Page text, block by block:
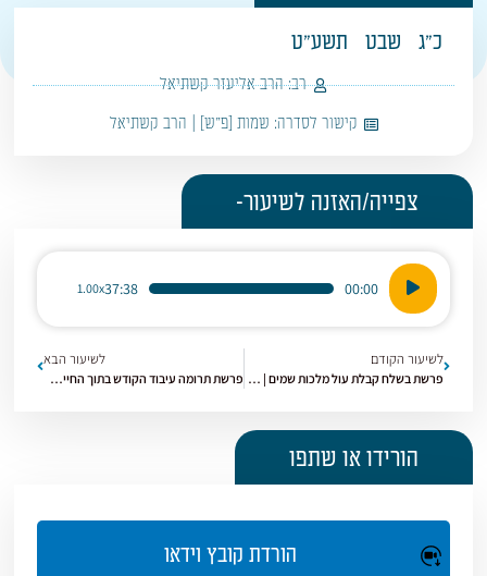
כ"ג שבט תשע"ט
רב: הרב אליעזר קשתיאל
קישור לסדרה: שמות [פ"ש] | הרב קשתיאל
צפייה/האזנה לשיעור-
נגן
אודיו
00:00
37:38
1.00x
לשיעור הקודם
פרשת בשלח קבלת עול מלכות שמים | שמות פ'ש [04]
לשיעור הבא
פרשת תרומה עיבוד הקודש בתוך החיים | שמות פ'ש [06]
הורידו או שתפו
הורדת קובץ וידאו